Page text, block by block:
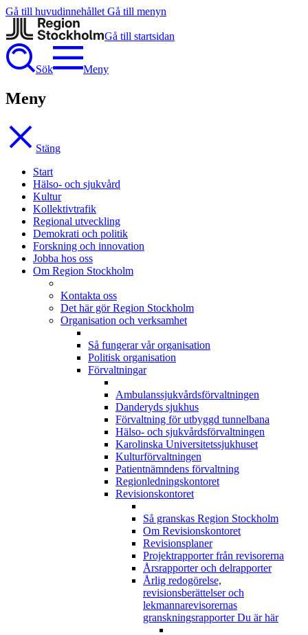
Gå till huvudinnehållet Gå till menyn
Gå till startsidan
Sök Meny
Meny
Stäng
Start
Hälso- och sjukvård
Kultur
Kollektivtrafik
Regional utveckling
Demokrati och politik
Forskning och innovation
Jobba hos oss
Om Region Stockholm
Kontakta oss
Det här gör Region Stockholm
Organisation och verksamhet
Så fungerar vår organisation
Politisk organisation
Förvaltningar
Ambulanssjukvårdsförvaltningen
Danderyds sjukhus
Förvaltning för utbyggd tunnelbana
Hälso- och sjukvårdsförvaltningen
Karolinska Universitetssjukhuset
Kulturförvaltningen
Patientnämndens förvaltning
Regionledningskontoret
Revisionskontoret
Så granskas Region Stockholm
Om Revisionskontoret
Revisionsplaner
Projektrapporter från revisorerna
Årsrapporter och delrapporter
Årlig redogörelse,
revisionsberättelser och
lekmannarevisorernas
granskningsrapporter Du är här